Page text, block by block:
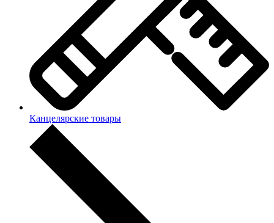
Канцелярские товары